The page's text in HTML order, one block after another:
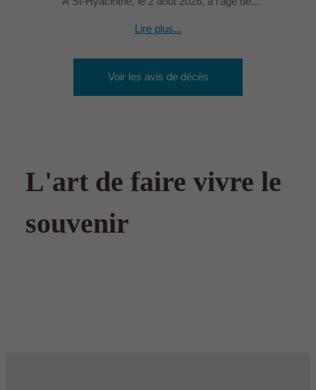
Lire plus...
Voir les avis de décès
L'art de faire vivre le
souvenir